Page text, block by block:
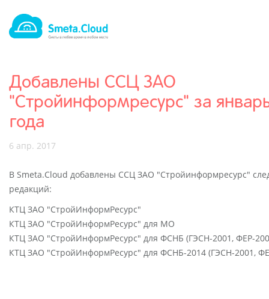
Добавлены ССЦ ЗАО
"Стройинформресурс" за
года
6 апр. 2017
В Smeta.Cloud добавлены ССЦ ЗАО "Стройинформресурс"
редакций:
КТЦ ЗАО "СтройИнформРесурс"
КТЦ ЗАО "СтройИнформРесурс" для МО
КТЦ ЗАО "СтройИнформРесурс" для ФСНБ (ГЭСН-2001, ФЕР-
КТЦ ЗАО "СтройИнформРесурс" для ФСНБ-2014 (ГЭСН-2001,